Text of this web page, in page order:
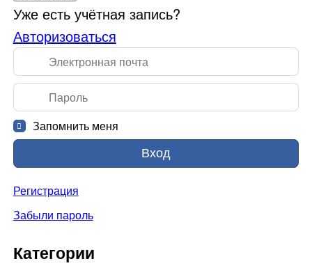
Уже есть учётная запись?
Авторизоваться
Запомнить меня
Вход
Регистрация
Забыли пароль
Категории